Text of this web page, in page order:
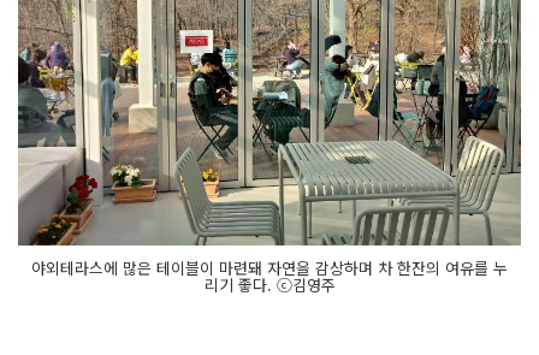
야외테라스에 많은 테이블이 마련돼 자연을 감상하며 차 한잔의 여유를 누
리기 좋다. ⓒ김영주